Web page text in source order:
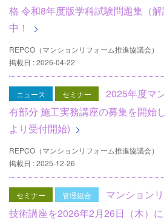
格 令和8年度版学科試験問題集（
中！
REPCO（マンションリフォーム推進協議会）
掲載日 : 2026-04-22
ニュース セミナー
2025年度マ
有部分 施工実務講座の募集を開始
より受付開始)
REPCO（マンションリフォーム推進協議会）
掲載日 : 2025-12-26
セミナー 管理組合
マンション
技術講座を2026年2月26日（木）